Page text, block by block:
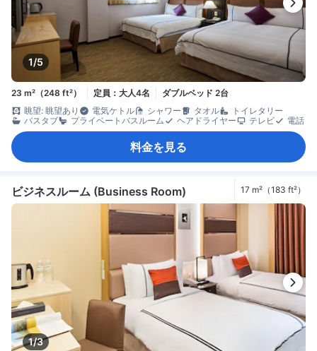
1/5
23 m²（248 ft²） 定員：大人4名
ダブルベッド 2台
眺望: 眺望あり
電気ケトル シャワー タオル
トイレタリー
バスタブ
プライベートバスルーム ヘアドライヤー テレビ 電話
料金を見る
ビジネスルーム (Business Room) 17 m²（183 ft²）
1/3